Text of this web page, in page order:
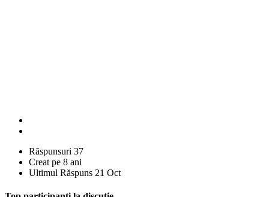
Răspunsuri 37
Creat pe 8 ani
Ultimul Răspuns 21 Oct